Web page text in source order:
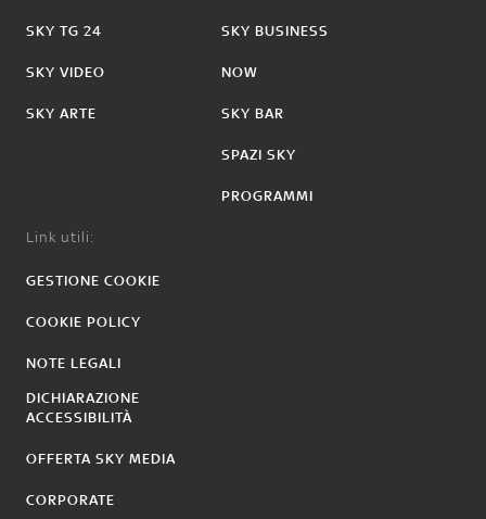
SKY TG 24
SKY VIDEO
SKY ARTE
SKY BUSINESS
NOW
SKY BAR
SPAZI SKY
PROGRAMMI
Link utili:
GESTIONE COOKIE
COOKIE POLICY
NOTE LEGALI
DICHIARAZIONE
ACCESSIBILITÀ
OFFERTA SKY MEDIA
CORPORATE